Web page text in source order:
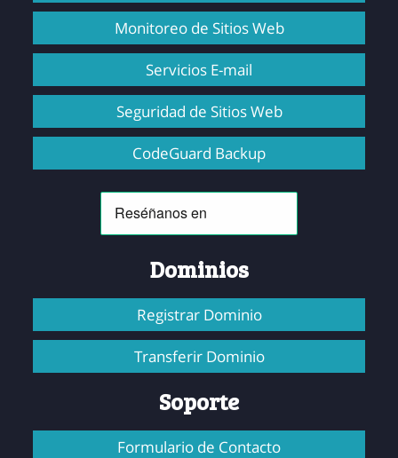
Monitoreo de Sitios Web
Servicios E-mail
Seguridad de Sitios Web
CodeGuard Backup
Dominios
Registrar Dominio
Transferir Dominio
Soporte
Formulario de Contacto